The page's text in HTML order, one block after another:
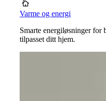
Varme og energi
Smarte energiløsninger for
tilpasset ditt hjem.